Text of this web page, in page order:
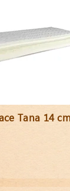
Tana 14